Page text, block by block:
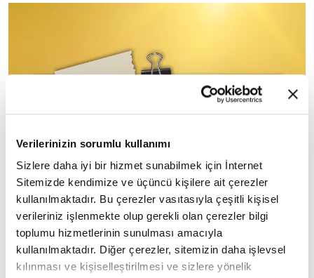
Verilerinizin sorumlu kullanımı
Sizlere daha iyi bir hizmet sunabilmek için İnternet
Sitemizde kendimize ve üçüncü kişilere ait çerezler
kullanılmaktadır. Bu çerezler vasıtasıyla çeşitli kişisel
verileriniz işlenmekte olup gerekli olan çerezler bilgi
toplumu hizmetlerinin sunulması amacıyla
kullanılmaktadır. Diğer çerezler, sitemizin daha işlevsel
kılınması ve kişiselleştirilmesi ve sizlere yönelik